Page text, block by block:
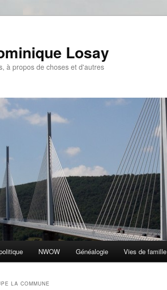
Losay
à propos de choses et d'autres
NWOW Généalogie Vies de famille
LA COMMUNE